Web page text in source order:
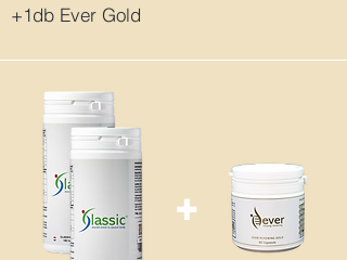
+1db Ever Gold
+